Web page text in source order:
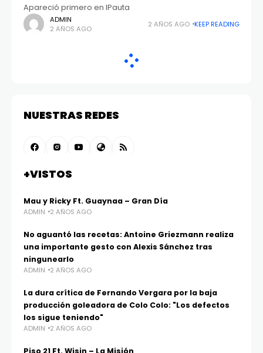
Apareció primero en IPauta
ADMIN
2 AÑOS AGO
2 AÑOS AGO KEEP READING
ADMIN 2 AÑOS AGO
No aguantó las recetas: Antoine Griezmann realiza
una importante gesto con Alexis Sánchez tras
ADMIN 2 AÑOS AGO
La dura crítica de Fernando Vergara por la baja
producción goleadora de Colo Colo: "Los defectos
ADMIN 2 AÑOS AGO
Piso 21 Ft. Wisin – La Misión
ADMIN 2 AÑOS AGO